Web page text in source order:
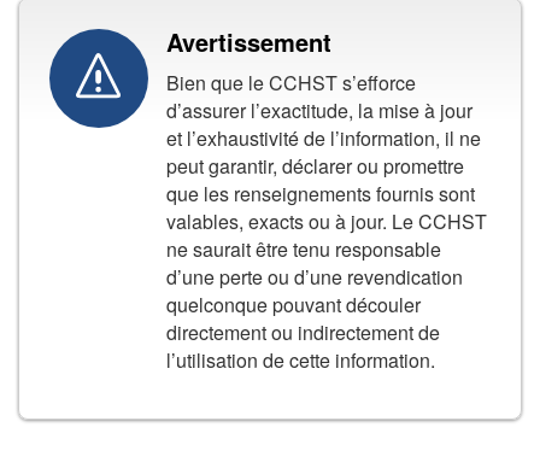
Avertissement
Bien que le CCHST s’efforce
d’assurer l’exactitude, la mise à jour
et l’exhaustivité de l’information, il ne
peut garantir, déclarer ou promettre
que les renseignements fournis sont
valables, exacts ou à jour. Le CCHST
ne saurait être tenu responsable
d’une perte ou d’une revendication
quelconque pouvant découler
directement ou indirectement de
l’utilisation de cette information.